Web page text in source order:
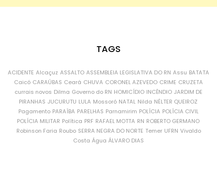
TAGS
ACIDENTE Alcaçuz ASSALTO ASSEMBLEIA LEGISLATIVA DO RN Assu BATATA
Caicó CARAÚBAS Ceará CHUVA CORONEL AZEVEDO CRIME CRUZETA
currais novos Dilma Governo do RN HOMICÍDIO INCÊNDIO JARDIM DE
PIRANHAS JUCURUTU LULA Mossoró NATAL Nilda NÉLTER QUEIROZ
Pagamento PARAÍBA PARELHAS Parnamirim POLÍCIA POLÍCIA CIVIL
POLÍCIA MILITAR Política PRF RAFAEL MOTTA RN ROBERTO GERMANO
Robinson Faria Roubo SERRA NEGRA DO NORTE Temer UFRN Vivaldo
Costa Água ÁLVARO DIAS